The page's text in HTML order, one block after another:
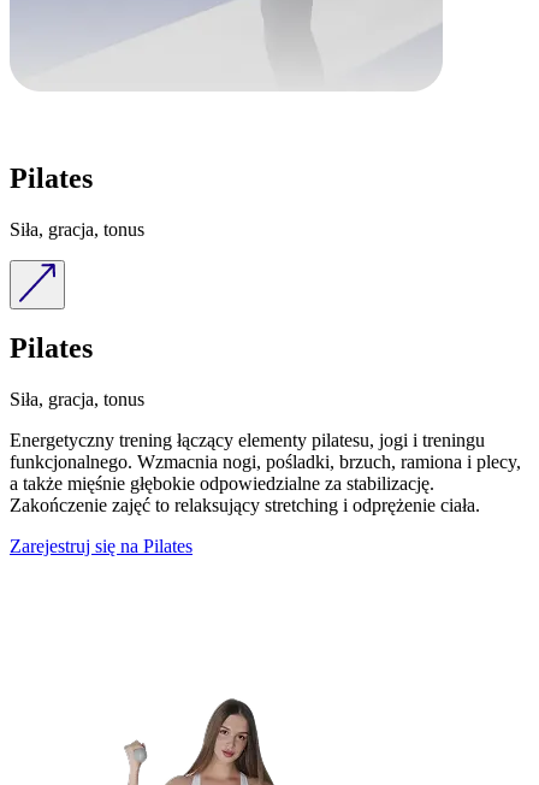
Pilates
Siła, gracja, tonus
Pilates
Siła, gracja, tonus
Energetyczny trening łączący elementy pilatesu, jogi i treningu
funkcjonalnego. Wzmacnia nogi, pośladki, brzuch, ramiona i plecy,
a także mięśnie głębokie odpowiedzialne za stabilizację.
Zakończenie zajęć to relaksujący stretching i odprężenie ciała.
Zarejestruj się na Pilates